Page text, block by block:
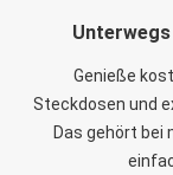
Genieße
Steckdosen und
Das gehört bei